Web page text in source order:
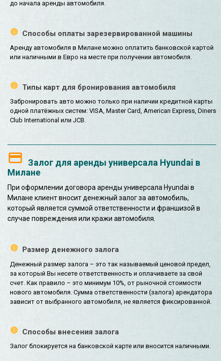
до начала аренды автомобиля.
Способы оплаты зарезервированной машины
Аренду автомобиля в Милане можно оплатить банковской картой
или наличными в Евро на месте при получении автомобиля.
Типы карт для бронирования автомобиля
Забронировать авто можно только при наличии кредитной карты
одной платёжных систем: VISA, Master Card, American Express, Diners
Club International или JCB.
Залог для аренды универсала Hyundai в
Милане
При оформлении договора аренды универсала Hyundai в
Милане клиент вносит денежный залог за автомобиль,
который является суммой ответственности и франшизой в
случае повреждения или кражи автомобиля.
Размер денежного залога
Денежный размер залога – это так называемый ценовой предел,
за который Вы несете ответственность и оплачиваете за свой
счет. Как правило – это минимум 10%, от рыночной стоимости
нового автомобиля. Сумма ответственности (залога) арендатора
зависит от выбранного автомобиля, не является фиксированной.
Способы внесения залога
Залог блокируется на банковской карте или вносится наличными.